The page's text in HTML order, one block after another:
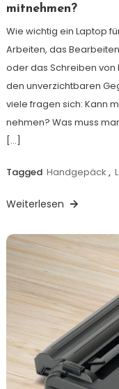
mitnehmen?
Wie wichtig ein Laptop
Arbeiten, das
oder das Schreiben von
den unverzichtbaren
viele fragen sich: Kann
nehmen? Was muss
[…]
Tagged Handgepäck ,
Weiterlesen